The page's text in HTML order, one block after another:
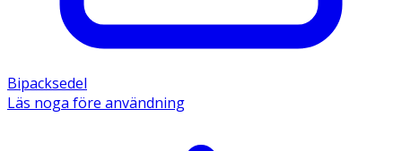
Bipacksedel
Läs noga före användning